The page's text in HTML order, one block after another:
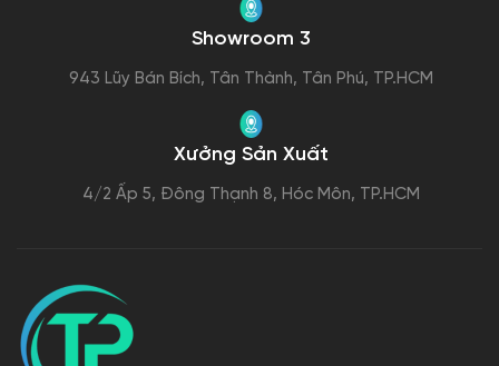
Showroom 3
943 Lũy Bán Bích, Tân Thành, Tân Phú, TP.HCM
Xưởng Sản Xuất
4/2 Ấp 5, Đông Thạnh 8, Hóc Môn, TP.HCM